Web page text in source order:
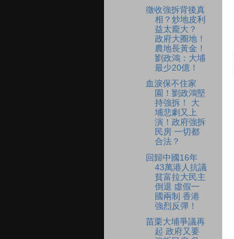
徵收強拆背後真
相？炒地皮利
益太龐大？
政府大圈地！
農地長黃金！
劉政鴻：大埔
最少20億！
血淚保不住家
園！劉政鴻堅
持強拆！ 大
埔悲劇又上
演！政府強拆
民房 一切都
合法？
回歸中國16年
43萬港人抗議
貧富拉大民主
倒退 虛假一
國兩制 香港
強烈反彈！
苗栗大埔爭議再
起 政府又要